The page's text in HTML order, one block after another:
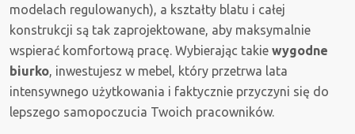
modelach regulowanych), a kształty blatu i całej
konstrukcji są tak zaprojektowane, aby maksymalnie
wspierać komfortową pracę. Wybierając takie wygodne
biurko , inwestujesz w mebel, który przetrwa lata
intensywnego użytkowania i faktycznie przyczyni się do
lepszego samopoczucia Twoich pracowników.